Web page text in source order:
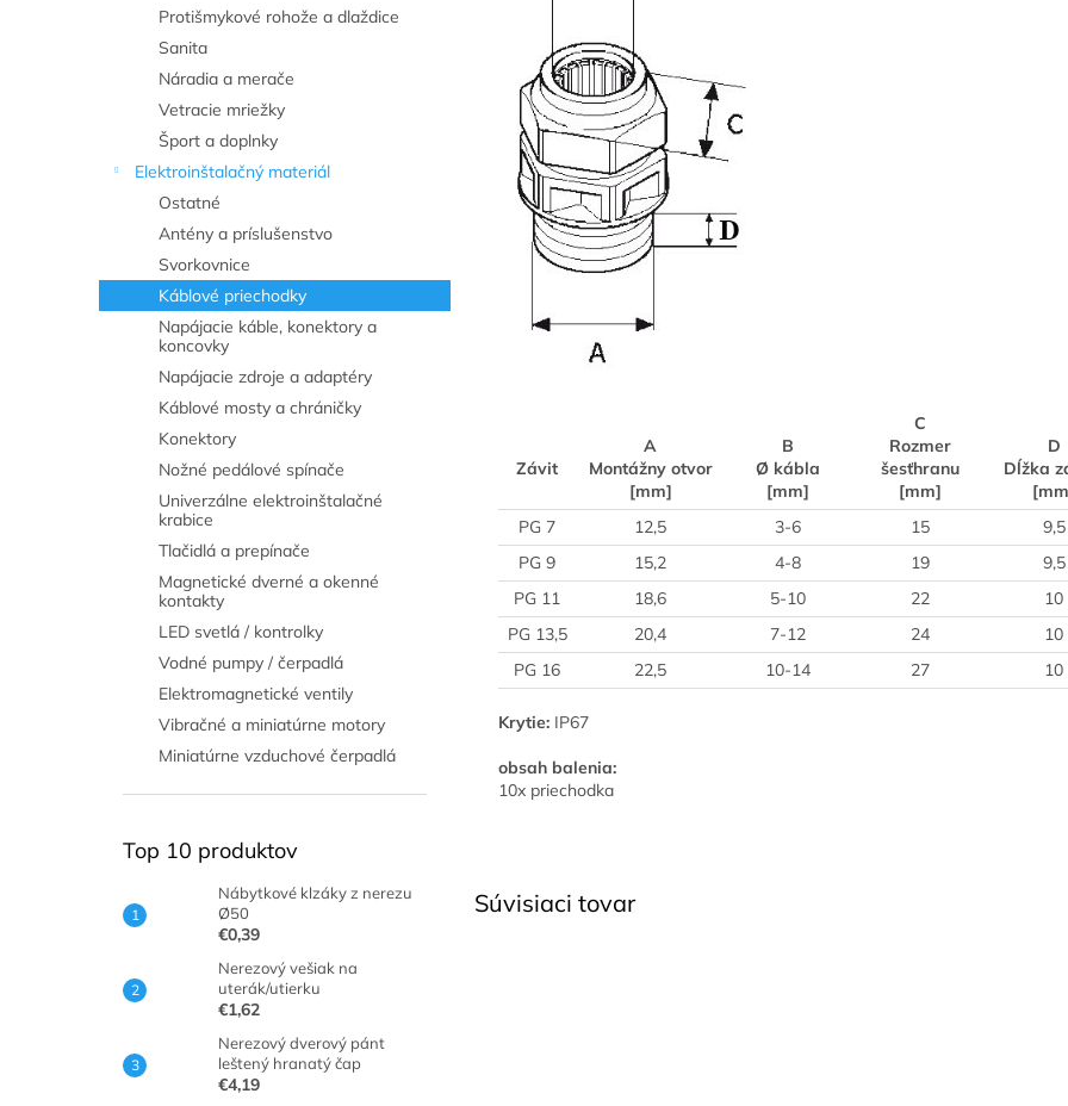
Protišmykové rohože a dlaždice
Sanita
Náradia a merače
Vetracie mriežky
Šport a doplnky
Elektroinštalačný materiál
Ostatné
Antény a príslušenstvo
Svorkovnice
Káblové priechodky
Napájacie káble, konektory a
koncovky
Napájacie zdroje a adaptéry
Káblové mosty a chráničky
Konektory
Nožné pedálové spínače
Univerzálne elektroinštalačné
krabice
Tlačidlá a prepínače
Magnetické dverné a okenné
kontakty
LED svetlá / kontrolky
Vodné pumpy / čerpadlá
Elektromagnetické ventily
Vibračné a miniatúrne motory
Miniatúrne vzduchové čerpadlá
Top 10 produktov
Nábytkové klzáky z nerezu
Ø50
€0,39
Nerezový vešiak na
uterák/utierku
€1,62
Nerezový dverový pánt
leštený hranatý čap
€4,19
Súvisiaci tovar
Závit
A
Montážny otvor
[mm]
B
Ø kábla
[mm]
C
Rozmer
šesťhranu
[mm]
D
Dĺžka
PG 7
12,5 3-6 15
9,5
PG 9
15,2 4-8 19
9,5
PG 11
18,6 5-10 22
10
PG 13,5
20,4 7-12 24
10
PG 16
22,5 10-14 27 10
Krytie: IP67
obsah balenia:
10x priechodka